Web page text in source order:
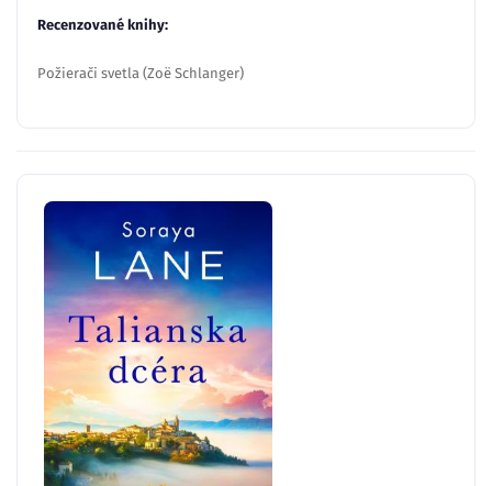
Recenzované knihy:
Požierači svetla (Zoë Schlanger)